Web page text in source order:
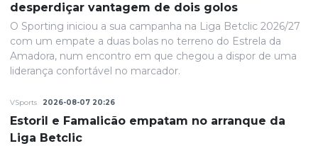
desperdiçar vantagem de dois golos
O Sporting iniciou a sua campanha na Liga Betclic 2026/27
com um empate a duas bolas no terreno do Estrela da
Amadora, num encontro em que chegou a dispor de uma
liderança confortável no marcador.
VSports 2026-08-07 20:26
Estoril e Famalicão empatam no arranque da
Liga Betclic